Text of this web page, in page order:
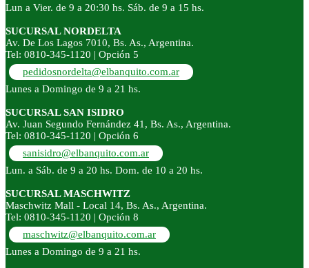
Lun a Vier. de 9 a 20:30 hs. Sáb. de 9 a 15 hs.
SUCURSAL NORDELTA
Av. De Los Lagos 7010, Bs. As., Argentina.
Tel: 0810-345-1120 | Opción 5
pedidosnordelta@elbanquito.com.ar
Lunes a Domingo de 9 a 21 hs.
SUCURSAL SAN ISIDRO
Av. Juan Segundo Fernández 41, Bs. As., Argentina.
Tel: 0810-345-1120 | Opción 6
sanisidro@elbanquito.com.ar
Lun. a Sáb. de 9 a 20 hs. Dom. de 10 a 20 hs.
SUCURSAL MASCHWITZ
Maschwitz Mall - Local 14, Bs. As., Argentina.
Tel: 0810-345-1120 | Opción 8
maschwitz@elbanquito.com.ar
Lunes a Domingo de 9 a 21 hs.